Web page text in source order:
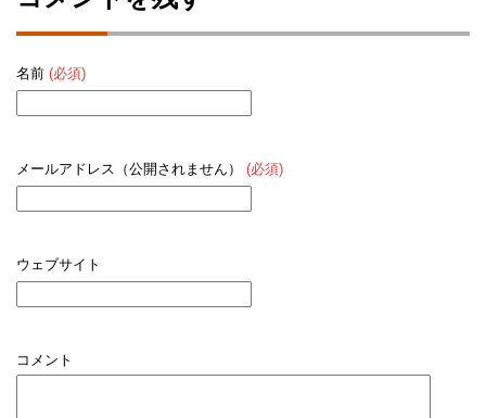
名前 (必須)
メールアドレス（公開されません） (必須)
ウェブサイト
コメント